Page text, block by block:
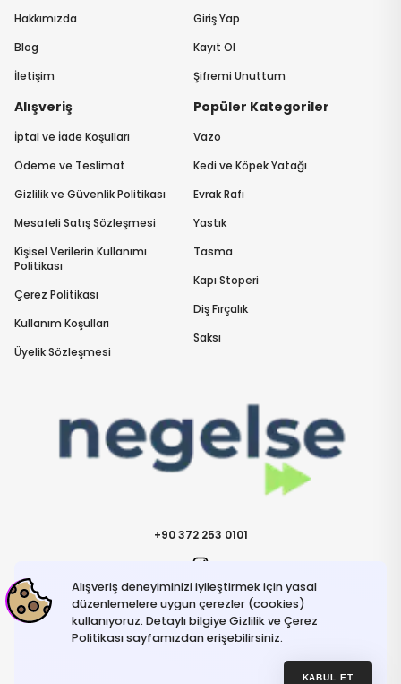
Alışveriş deneyiminizi iyileştirmek için yasal
düzenlemelere uygun çerezler (cookies)
kullanıyoruz. Detaylı bilgiye Gizlilik ve Çerez
Politikası sayfamızdan erişebilirsiniz.
KABUL ET
+90 372 253 0101
İletişime Geçininfo@negelse.com
Hakkımızda
Blog
İletişim
Giriş Yap
Kayıt Ol
Şifremi Unuttum
Alışveriş
İptal ve İade Koşulları
Ödeme ve Teslimat
Gizlilik ve Güvenlik Politikası
Mesafeli Satış Sözleşmesi
Kişisel Verilerin Kullanımı
Politikası
Çerez Politikası
Kullanım Koşulları
Üyelik Sözleşmesi
Popüler Kategoriler
Vazo
Kedi ve Köpek Yatağı
Evrak Rafı
Yastık
Tasma
Kapı Stoperi
Diş Fırçalık
Saksı